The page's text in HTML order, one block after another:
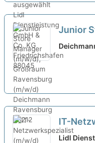
Junior
IT-
Lidl